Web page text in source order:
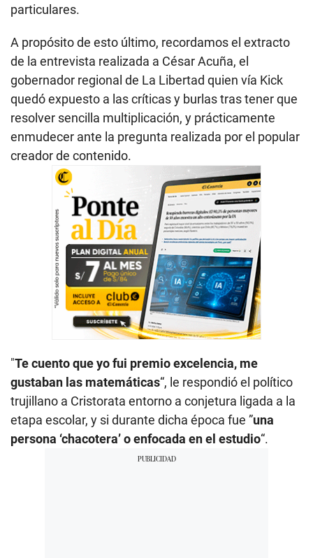
particulares.
A propósito de esto último, recordamos el extracto
de la entrevista realizada a César Acuña, el
gobernador regional de La Libertad quien vía Kick
quedó expuesto a las críticas y burlas tras tener que
resolver sencilla multiplicación, y prácticamente
enmudecer ante la pregunta realizada por el popular
creador de contenido.
"Te cuento que yo fui premio excelencia, me
gustaban las matemáticas“, le respondió el político
trujillano a Cristorata entorno a conjetura ligada a la
etapa escolar, y si durante dicha época fue ”una
persona ‘chacotera’ o enfocada en el estudio“.